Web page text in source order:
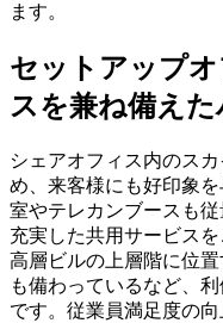
ます。
セットアップ
スを兼ね備え
シェアオフィス内のス
め、来客様にも好印象
室やテレカンブースも
充実した共用サービスを
高層ビルの上層階に位
も備わっているなど、
です。従業員満足度の